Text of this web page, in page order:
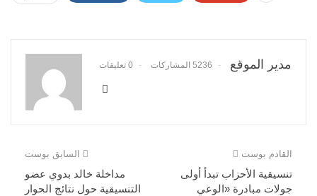
مدير الموقع 5236 المشاركات 0 تعليقات
السابق بوست
مداخلة خالد بدوي عضو
التنسيقية حول نتائج الحوار
القادم بوست
تنسيقية الأحزاب تبدأ أولى
جولات مبادرة «الوعي